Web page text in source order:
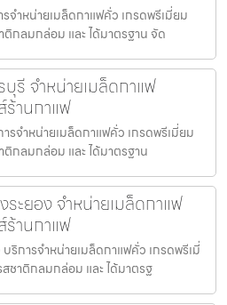
จำหน่ายเมล็ดกาแฟคั่ว เกรดพรีเมี่ยม
กลมกล่อม และ ได้มาตรฐาน จัด
บุรี จำหน่ายเมล็ดกาแฟ
านกาแฟ
รจำหน่ายเมล็ดกาแฟคั่ว เกรดพรีเมี่ยม
กลมกล่อม และ ได้มาตรฐาน
ะยอง จำหน่ายเมล็ดกาแฟ
านกาแฟ
ริการจำหน่ายเมล็ดกาแฟคั่ว เกรดพรีเมี่
ชาติกลมกล่อม และ ได้มาตรฐ